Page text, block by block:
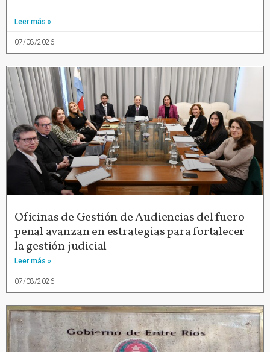
Leer más »
07/08/2026
Oficinas de Gestión de Audiencias del fuero
penal avanzan en estrategias para fortalecer
la gestión judicial
Leer más »
07/08/2026